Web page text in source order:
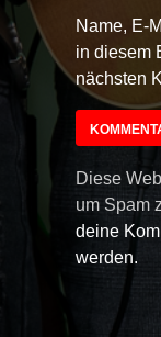
Name, E-
in diesem
nächsten
Diese
um Spam
deine
werden.